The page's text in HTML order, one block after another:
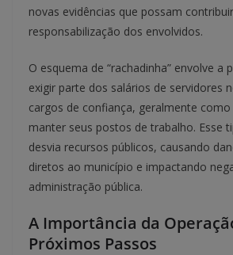
novas evidências que possam
responsabilização dos envolvidos.
O esquema de “rachadinha” envolve a
exigir parte dos salários de servidores
cargos de confiança, geralmente
manter seus postos de trabalho. Esse
desvia recursos públicos, causando
diretos ao município e impactando
administração pública.
A Importância da
Próximos Passos